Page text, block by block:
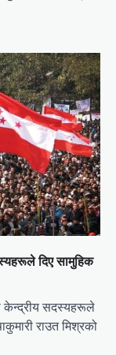
दिए सामुहिक
केन्द्रीय सदस्यहरूले
राउत मिश्रको